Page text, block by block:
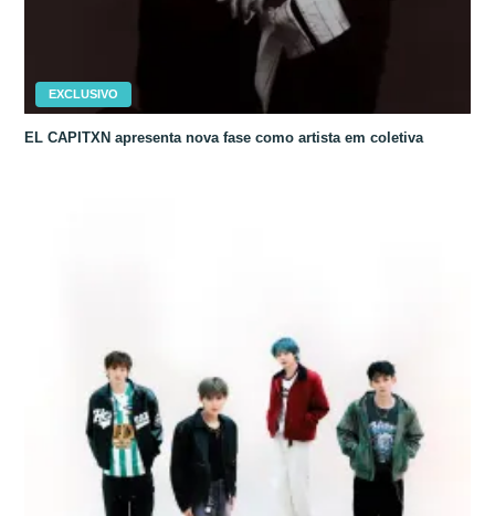
EXCLUSIVO
EL CAPITXN apresenta nova fase como artista em coletiva